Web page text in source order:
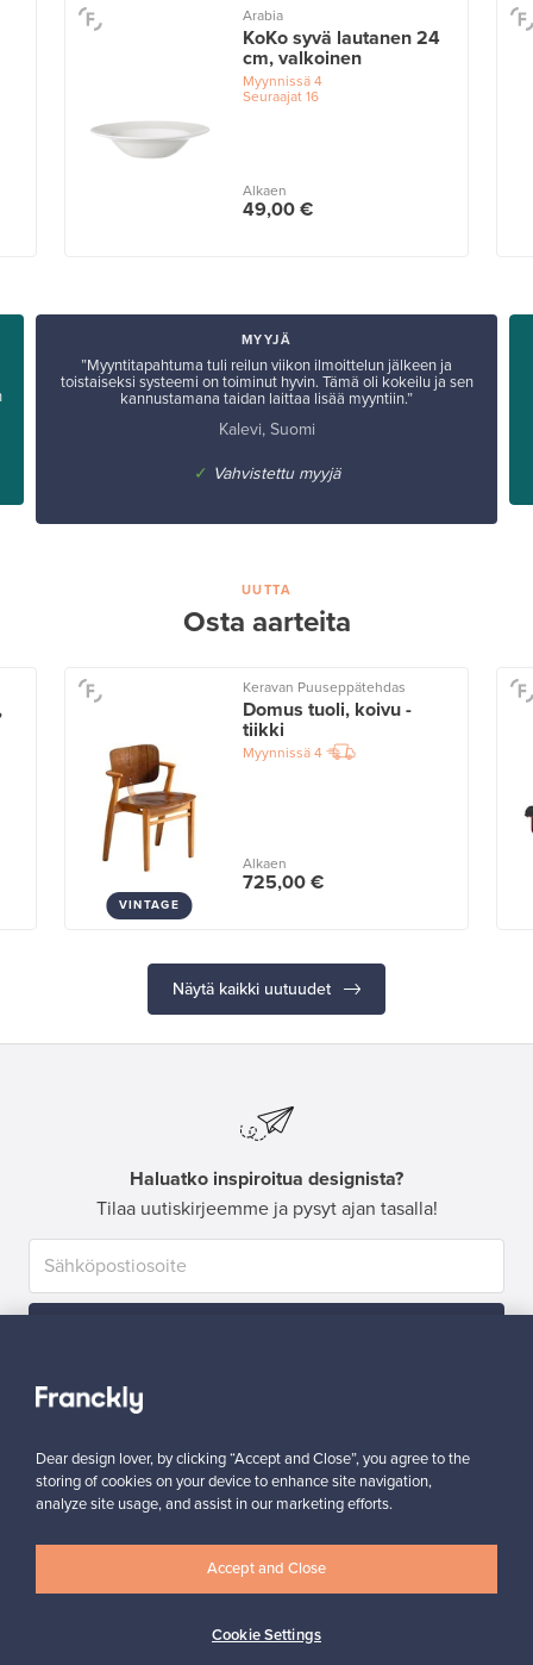
Arabia
KoKo syvä lautanen 24
cm, valkoinen
Myynnissä4
Seuraajat16
Alkaen
49,00 €
MYYJÄ
”Myyntitapahtuma tuli reilun viikon ilmoittelun jälkeen ja
toistaiseksi systeemi on toiminut hyvin. Tämä oli kokeilu ja sen
kannustamana taidan laittaa lisää myyntiin.”
Kalevi, Suomi
✓ Vahvistettu myyjä
UUTTA
Osta aarteita
VINTAGE
Keravan Puuseppätehdas
Domus tuoli, koivu -
tiikki
Myynnissä4
Alkaen
725,00 €
Näytä kaikki uutuudet
Haluatko inspiroitua designista?
Tilaa uutiskirjeemme ja pysyt ajan tasalla!
Aitoa designia Turvalliset maksut
Dear design lover, by clicking “Accept and Close”, you agree to the
storing of cookies on your device to enhance site navigation,
analyze site usage, and assist in our marketing efforts.
Cookie Settings
Accept and Close